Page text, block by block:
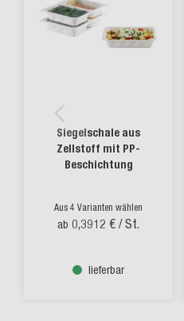
Siegelschale aus
Zellstoff mit PP-
Beschichtung
Aus 4 Varianten wählen
ab 0,3912 € / St.
lieferbar